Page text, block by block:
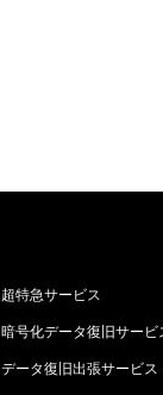
超特急サービス
暗号化データ復旧サービ
データ復旧出張サービス